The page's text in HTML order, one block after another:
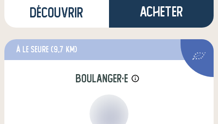
Découvrir Acheter
à Le Seure (9,7 km)
boulanger·e info_outline